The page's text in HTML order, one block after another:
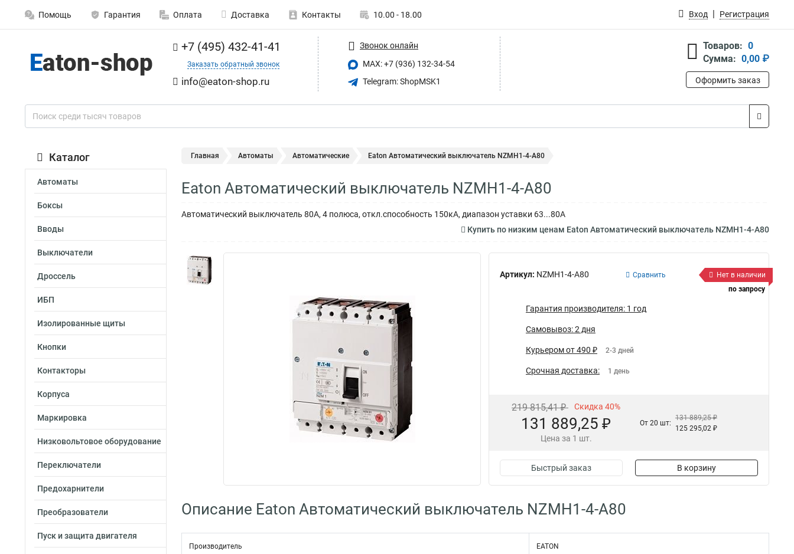
Помощь Гарантия Оплата Доставка Контакты 10.00 - 18.00 Вход Регистрация
+7 (495) 432-41-41
Заказать обратный звонок
info@eaton-shop.ru
Звонок онлайн
MAX: +7 (936) 132-34-54
Telegram: ShopMSK1
Товаров: 0
Сумма: 0,00 ₽
Оформить заказ
Каталог
Автоматы
Боксы
Вводы
Выключатели
Дроссель
ИБП
Изолированные щиты
Кнопки
Контакторы
Корпуса
Маркировка
Низковольтовое оборудование
Переключатели
Предохарнители
Преобразователи
Пуск и защита двигателя
Главная Автоматы Автоматические Eaton Автоматический выключатель NZMH1-4-A80
Eaton Автоматический выключатель NZMH1-4-A80
Автоматический выключатель 80А, 4 полюса, откл.способность 150кА, диапазон уставки 63...80А
Купить по низким ценам Eaton Автоматический выключатель NZMH1-4-A80
Артикул: NZMH1-4-A80 Сравнить
Нет в наличии
по запросу
Гарантия производителя: 1 год
Самовывоз: 2 дня
Курьером от 490 ₽ 2-3 дней
Срочная доставка: 1 день
219 815,41 ₽ Скидка 40%
131 889,25 ₽
Цена за 1 шт.
От 20 шт:
131 889,25 ₽
125 295,02 ₽
Быстрый заказ В корзину
Описание Eaton Автоматический выключатель NZMH1-4-A80
Производитель EATON